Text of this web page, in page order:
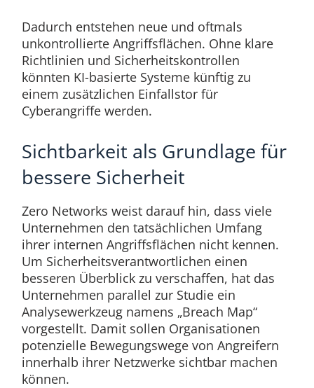
Dadurch entstehen neue und oftmals
unkontrollierte Angriffsflächen. Ohne klare
Richtlinien und Sicherheitskontrollen
könnten KI-basierte Systeme künftig zu
einem zusätzlichen Einfallstor für
Cyberangriffe werden.
Sichtbarkeit als Grundlage für
bessere Sicherheit
Zero Networks weist darauf hin, dass viele
Unternehmen den tatsächlichen Umfang
ihrer internen Angriffsflächen nicht kennen.
Um Sicherheitsverantwortlichen einen
besseren Überblick zu verschaffen, hat das
Unternehmen parallel zur Studie ein
Analysewerkzeug namens „Breach Map“
vorgestellt. Damit sollen Organisationen
potenzielle Bewegungswege von Angreifern
innerhalb ihrer Netzwerke sichtbar machen
können.